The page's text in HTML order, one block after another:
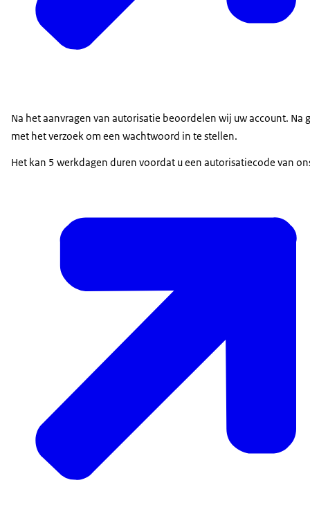
Na het aanvragen van autorisatie beoordelen wij uw account.
met het verzoek om een wachtwoord in te stellen.
Het kan 5 werkdagen duren voordat u een autorisatiecode van